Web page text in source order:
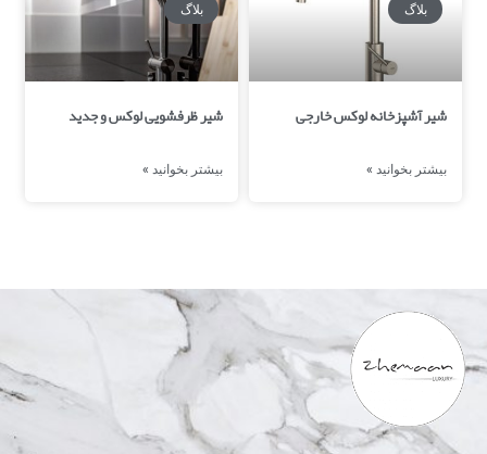
بلاگ
شیر آشپزخانه لوکس خارجی
بیشتر بخوانید »
بلاگ
شیر ظرفشویی لوکس و جدید
بیشتر بخوانید »